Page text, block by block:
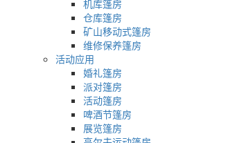
机库篷房
仓库篷房
矿山移动式篷房
维修保养篷房
活动应用
婚礼篷房
派对篷房
活动篷房
啤酒节篷房
展览篷房